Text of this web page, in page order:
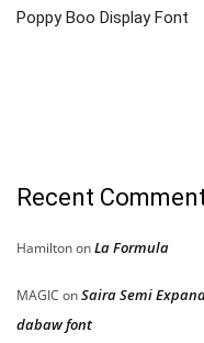
Poppy Boo Display Font
Recent
HamiltononLa Formula
MAGIC onSaira Semi
dabaw font